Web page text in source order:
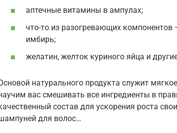
аптечные витамины в ампулах;
что-то из разогревающих компонентов
имбирь;
желатин, желток куриного яйца и
натурального продукта служит
вас смешивать все ингредиенты в
состав для ускорения роста
для волос…